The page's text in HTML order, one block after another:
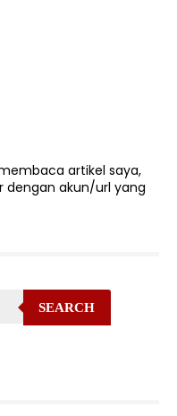
artikel saya,
dengan akun/url yang
SEARCH